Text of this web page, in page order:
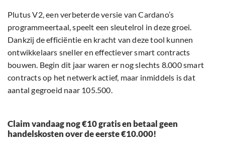
Plutus V2, een verbeterde versie van Cardano’s
programmeertaal, speelt een sleutelrol in deze groei.
Dankzij de efficiëntie en kracht van deze tool kunnen
ontwikkelaars sneller en effectiever smart contracts
bouwen. Begin dit jaar waren er nog slechts 8.000 smart
contracts op het netwerk actief, maar inmiddels is dat
aantal gegroeid naar 105.500.
Claim vandaag nog €10 gratis en betaal geen
handelskosten over de eerste €10.000!